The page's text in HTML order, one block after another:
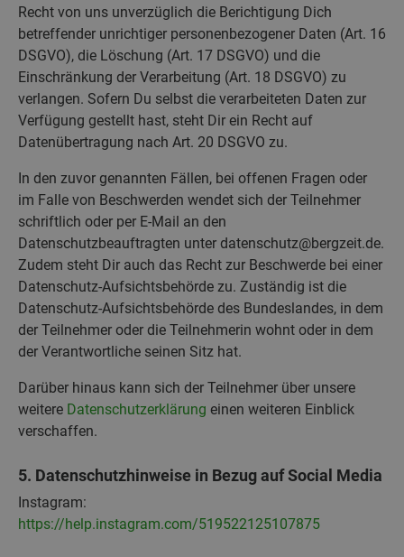
Recht von uns unverzüglich die Berichtigung Dich
betreffender unrichtiger personenbezogener Daten (Art. 16
DSGVO), die Löschung (Art. 17 DSGVO) und die
Einschränkung der Verarbeitung (Art. 18 DSGVO) zu
verlangen. Sofern Du selbst die verarbeiteten Daten zur
Verfügung gestellt hast, steht Dir ein Recht auf
Datenübertragung nach Art. 20 DSGVO zu.
In den zuvor genannten Fällen, bei offenen Fragen oder
im Falle von Beschwerden wendet sich der Teilnehmer
schriftlich oder per E-Mail an den
Datenschutzbeauftragten unter datenschutz@bergzeit.de.
Zudem steht Dir auch das Recht zur Beschwerde bei einer
Datenschutz-Aufsichtsbehörde zu. Zuständig ist die
Datenschutz-Aufsichtsbehörde des Bundeslandes, in dem
der Teilnehmer oder die Teilnehmerin wohnt oder in dem
der Verantwortliche seinen Sitz hat.
Darüber hinaus kann sich der Teilnehmer über unsere
weitere Datenschutzerklärung einen weiteren Einblick
verschaffen.
5. Datenschutzhinweise in Bezug auf Social Media
Instagram:
https://help.instagram.com/519522125107875